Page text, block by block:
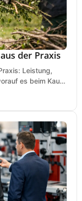
der Praxis
Leistung,
es beim Kauf